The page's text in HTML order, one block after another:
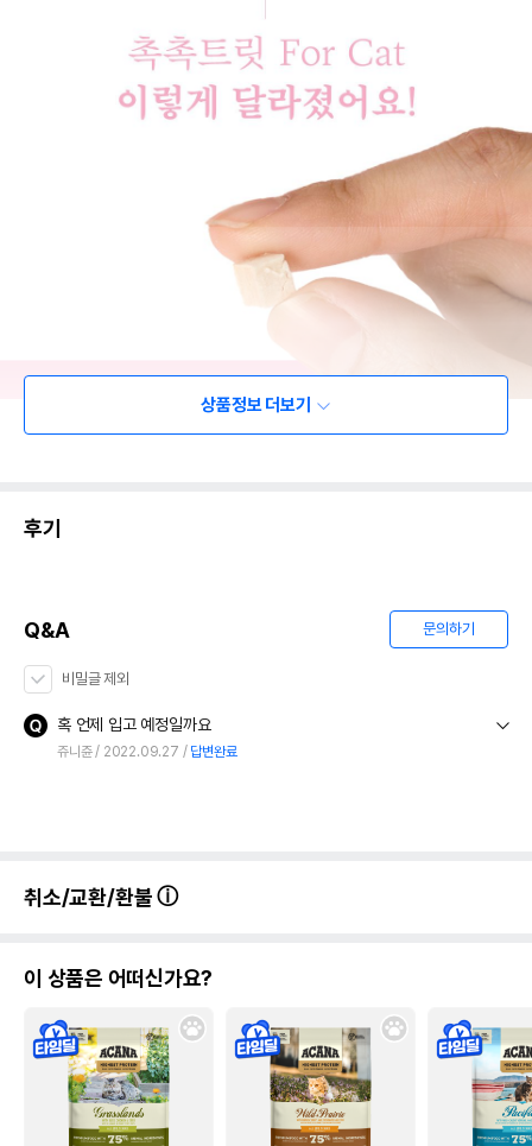
상품정보 더보기
후기
Q&A 문의하기
비밀글 제외
혹 언제 입고 예정일까요
쥬니쥰 2022.09.27 답변완료
취소/교환/환불
이 상품은 어떠신가요?